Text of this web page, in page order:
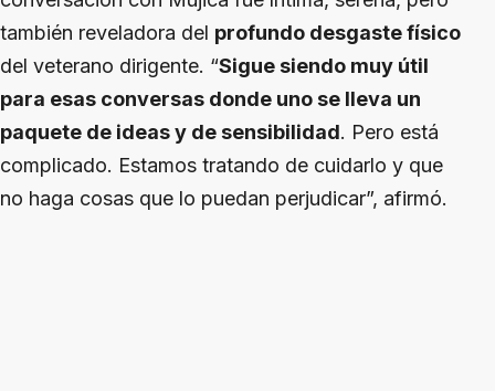
también reveladora del profundo desgaste físico
del veterano dirigente. “Sigue siendo muy útil
para esas conversas donde uno se lleva un
paquete de ideas y de sensibilidad. Pero está
complicado. Estamos tratando de cuidarlo y que
no haga cosas que lo puedan perjudicar”, afirmó.